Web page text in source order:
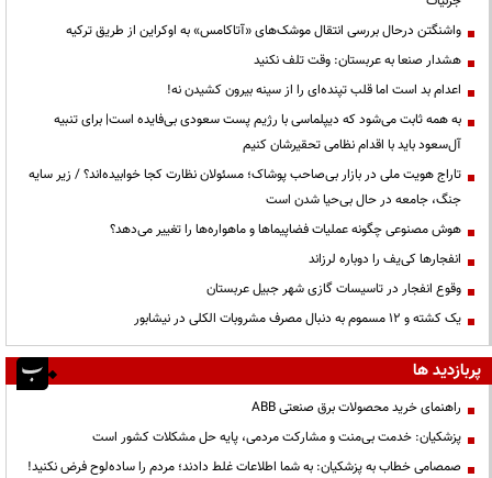
واشنگتن درحال بررسی انتقال موشک‌های «آتاکامس» به اوکراین از طریق ترکیه
هشدار صنعا به عربستان: وقت تلف نکنید
اعدام بد است اما قلب تپنده‌ای را از سینه بیرون کشیدن نه!
به همه ثابت می‌شود که دیپلماسی با رژیم پست سعودی بی‌فایده است| برای تنبیه
آل‌سعود باید با اقدام نظامی تحقیرشان کنیم
تاراج هویت ملی در بازار بی‌صاحب پوشاک؛ مسئولان نظارت کجا خوابیده‌اند؟ / زیر سایه
جنگ، جامعه در حال بی‌حیا شدن است
هوش مصنوعی چگونه عملیات فضاپیماها و ماهواره‌ها را تغییر می‌دهد؟
انفجارها کی‌یف را دوباره لرزاند
وقوع انفجار در تاسیسات گازی شهر جبیل عربستان
یک کشته و ۱۲ مسموم به دنبال مصرف مشروبات الکلی در نیشابور
پربازدید ها
راهنمای خرید محصولات برق صنعتی ABB
پزشکیان: خدمت بی‌منت و مشارکت مردمی، پایه حل مشکلات کشور است
صمصامی خطاب به پزشکیان: به شما اطلاعات غلط دادند؛ مردم را ساده‌لوح فرض نکنید!